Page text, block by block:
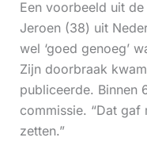
Een voorbeeld uit
Jeroen (38) uit
wel ‘goed genoeg’
Zijn doorbraak
publiceerde. Binnen
commissie. “Dat
zetten.”